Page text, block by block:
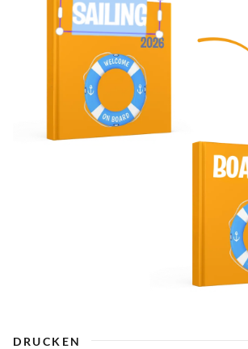
DRUCKEN